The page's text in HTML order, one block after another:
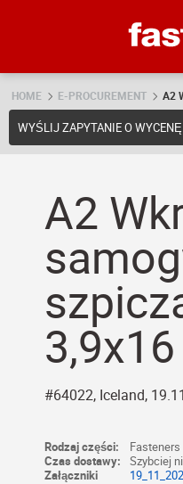
HOME E-PROCUREMENT A2
WYŚLIJ ZAPYTANIE O WYCENĘ
A2
3,9x16
#64022, Iceland,
Rodzaj części:
Fasteners
Czas dostawy:
Szybciej
Załączniki